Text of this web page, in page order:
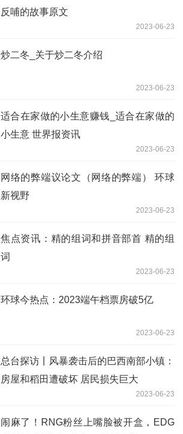
反哺的故事原文
2023-06-23
炒二冬_关于炒二冬介绍
2023-06-23
适合在家做的小生意赚钱_适合在家做的
小生意 世界报资讯
2023-06-23
网络的弊端议论文（网络的弊端） 环球
新视野
2023-06-23
焦点资讯：精的组词和拼音部首 精的组
词
2023-06-23
环球今热点：2023端午档票房破5亿
2023-06-23
总台探访丨风暴袭击后的巴西南部小镇：
房屋和稻田遭破坏 居民损失巨大
2023-06-23
闹麻了！RNG粉丝上嘴脸被开盒，EDG